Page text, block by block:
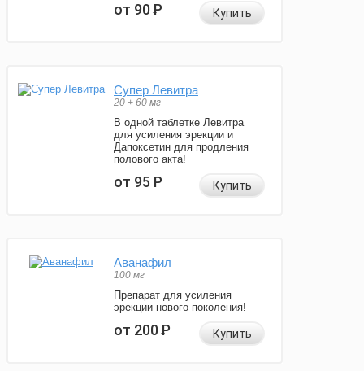
от 90Р Купить
Супер Левитра
20 + 60 мг
В одной таблетке Левитра
для усиления эрекции и
Дапоксетин для продления
полового акта!
от 95Р Купить
Аванафил
100 мг
Препарат для усиления
эрекции нового поколения!
от 200Р Купить